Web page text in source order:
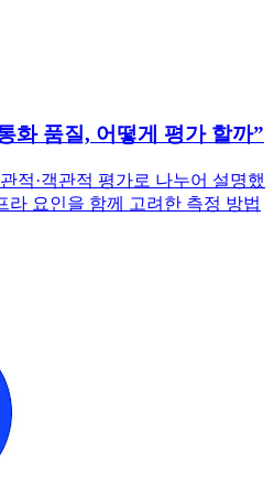
화 품질, 어떻게 평가 할까”
적·객관적 평가로 나누어 설명했
라 요인을 함께 고려한 측정 방법